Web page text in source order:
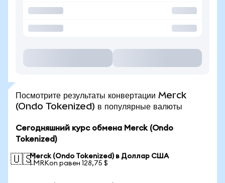
Посмотрите результаты конвертации Merck
(Ondo Tokenized) в популярные валюты
Сегодняшний курс обмена Merck (Ondo
Tokenized)
🇺🇸Merck (Ondo Tokenized) в Доллар США
1 MRKon равен 128,75 $